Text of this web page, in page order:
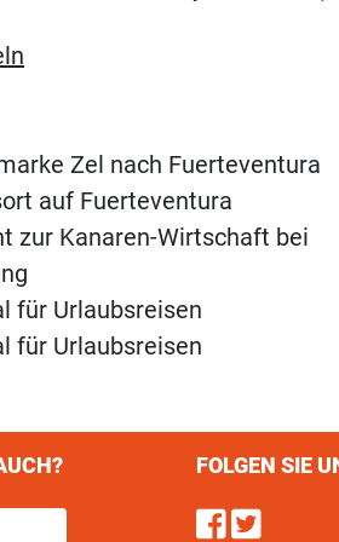
Zel nach Fuerteventura
auf Fuerteventura
zur Kanaren-Wirtschaft bei
für Urlaubsreisen
für Urlaubsreisen
FOLGEN SIE
Find